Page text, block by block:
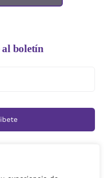
al boletín